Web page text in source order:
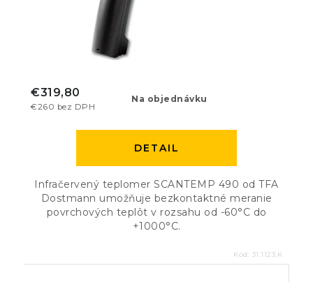
Na objednávku
€260 bez DPH
€319,80
DETAIL
Infračervený teplomer SCANTEMP 490 od TFA
Dostmann umožňuje bezkontaktné meranie
povrchových teplôt v rozsahu od -60°C do
+1000°C.
Kód: 31.1123.K